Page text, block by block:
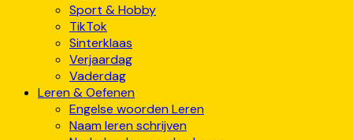
Sport & Hobby
TikTok
Sinterklaas
Verjaardag
Vaderdag
Leren & Oefenen
Engelse woorden Leren
Naam leren schrijven